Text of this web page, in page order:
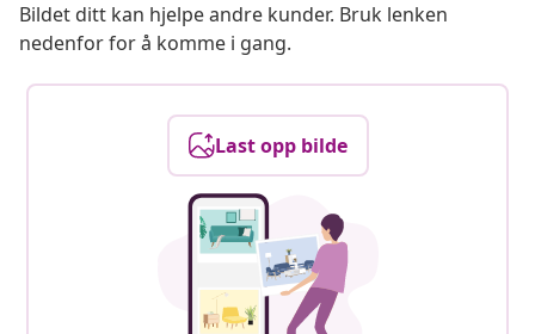
Bildet ditt kan hjelpe andre kunder. Bruk lenken
nedenfor for å komme i gang.
Last opp bilde